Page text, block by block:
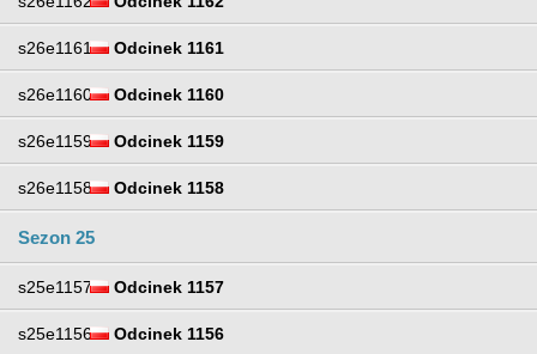
s26e1161 Odcinek 1161
s26e1160 Odcinek 1160
s26e1159 Odcinek 1159
s26e1158 Odcinek 1158
Sezon 25
s25e1157 Odcinek 1157
s25e1156 Odcinek 1156